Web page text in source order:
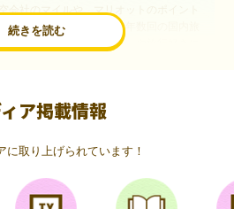
続きを読む
することで、ほぼ無料で年数回の国内旅
す。モッピーは陸マイラーや旅行好きに
トショッピングが、モッピーでお得
はじめました。空いた時間にスマホで買
が、モッピーを経由するだけでショップ
ア掲載情報
に取り上げられています！